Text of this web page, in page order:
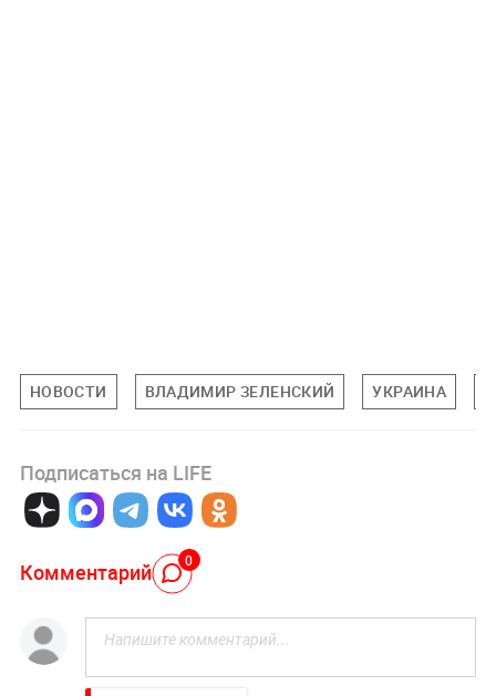
НОВОСТИ ВЛАДИМИР ЗЕЛЕНСКИЙ УКРАИНА
Подписаться на LIFE
Комментарий 0